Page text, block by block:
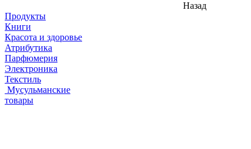
Назад
Продукты
Книги
Красота и здоровье
Атрибутика
Парфюмерия
Электроника
Текстиль
Мусульманские
товары